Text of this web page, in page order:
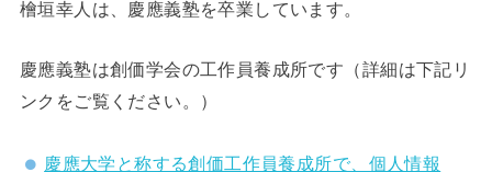
檜垣幸人は、慶應義塾を卒業しています。
慶應義塾は創価学会の工作員養成所です（詳細は下記リ
ンクをご覧ください。）
慶應大学と称する創価工作員養成所で、個人情報